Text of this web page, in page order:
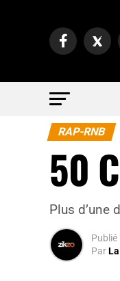
RAP-RNB
50
Plus d’une
Publié
Par